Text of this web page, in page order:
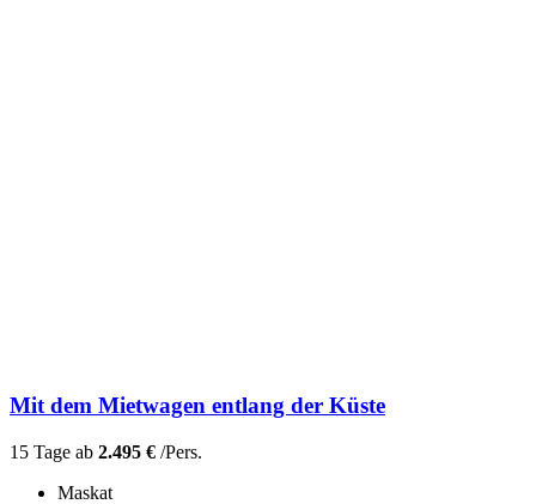
Mit dem Mietwagen entlang der Küste
15 Tage ab 2.495 € /Pers.
Maskat